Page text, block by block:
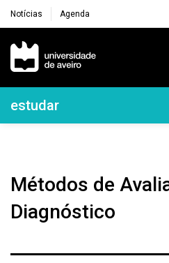
Notícias Agenda
Navegação Principal
Navegação Lateral
estudar
Métodos de Avaliação e
Diagnóstico